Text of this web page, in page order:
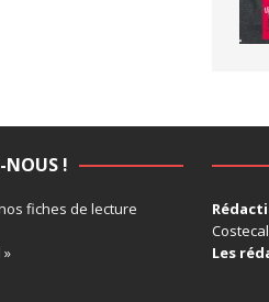
NOUS !
fiches de lecture
Les